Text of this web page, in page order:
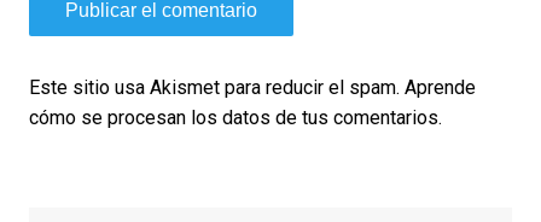
Este sitio usa Akismet para reducir el spam. Aprende
cómo se procesan los datos de tus comentarios.